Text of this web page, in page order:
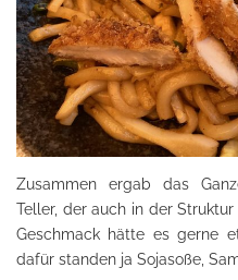
Zusammen ergab das
Teller, der auch in der
Geschmack hätte es gerne
dafür standen ja Sojasoße,